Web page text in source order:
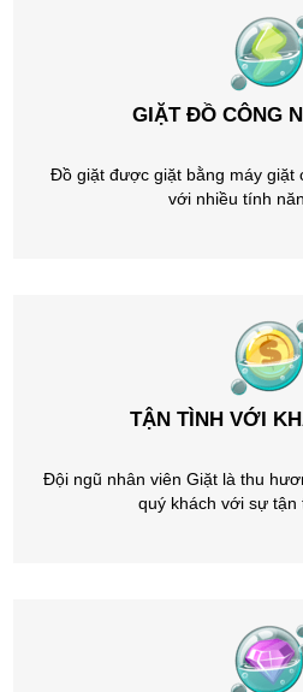
GIẶT ĐỒ CÔNG
Đồ giặt được giặt bằng máy giặt
với nhiều tính
TẬN TÌNH VỚI
Đội ngũ nhân viên Giặt là thu
quý khách với sự tận